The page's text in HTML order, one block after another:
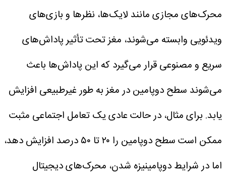
محرک‌های مجازی مانند لایک‌ها، نظرها و بازی‌های
ویدئویی وابسته می‌شوند، مغز تحت تأثیر پاداش‌های
سریع و مصنوعی قرار می‌گیرد که این پاداش‌ها باعث
می‌شوند سطح دوپامین در مغز به طور غیرطبیعی افزایش
یابد. برای مثال، در حالت عادی یک تعامل اجتماعی مثبت
ممکن است سطح دوپامین را ۲۰ تا ۵۰ درصد افزایش دهد،
اما در شرایط دوپامینیزه شدن، محرک‌های دیجیتال